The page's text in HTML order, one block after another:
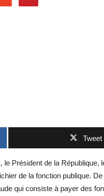
Tweet
Président de la République,
de la fonction publique. De
qui consiste à payer des